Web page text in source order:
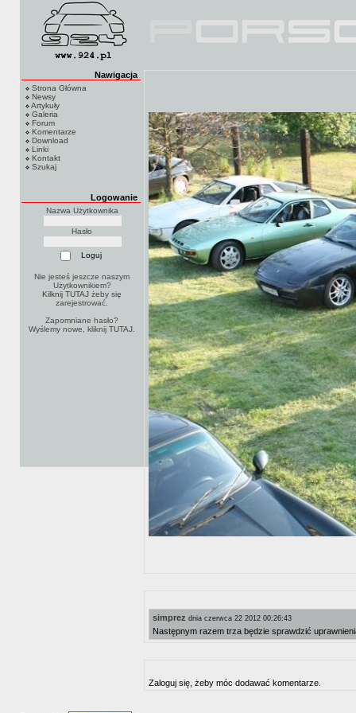
Nawigacja
Strona Główna
Newsy
Artykuły
Galeria
Forum
Komentarze
Download
Linki
Kontakt
Szukaj
Logowanie
Nazwa Użytkownika
Hasło
Nie jesteś jeszcze naszym
Użytkownikiem?
Kilknij TUTAJ żeby się
zarejestrować.
Zapomniane hasło?
Wyślemy nowe, kliknijTUTAJ
simprez dnia czerwca 22 2012 00:26:43
Następnym razem trza będzie sprawdzić
Zaloguj się, żeby móc dodawać komentarze.